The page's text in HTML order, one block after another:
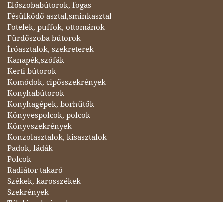
Előszobabútorok, fogas
Fésülködő asztal,sminkasztal
Fotelek, puffok, ottománok
Fürdőszoba bútorok
Íróasztalok, szekreterek
Kanapék,szófák
Kerti bútorok
Komódok, cipősszekrények
Konyhabútorok
Konyhagépek, borhűtők
Könyvespolcok, polcok
Könyvszekrények
Konzolasztalok, kisasztalok
Padok, ládák
Polcok
Radiátor takaró
Székek, karosszékek
Szekrények